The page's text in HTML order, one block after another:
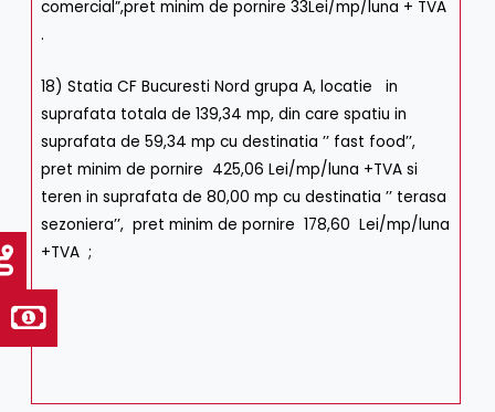
comercial”,pret minim de pornire 33Lei/mp/luna + TVA
.
18) Statia CF Bucuresti Nord grupa A, locatie in
suprafata totala de 139,34 mp, din care spatiu in
suprafata de 59,34 mp cu destinatia ’’ fast food’’,
pret minim de pornire 425,06 Lei/mp/luna +TVA si
teren in suprafata de 80,00 mp cu destinatia ’’ terasa
sezoniera’’, pret minim de pornire 178,60 Lei/mp/luna
+TVA ;